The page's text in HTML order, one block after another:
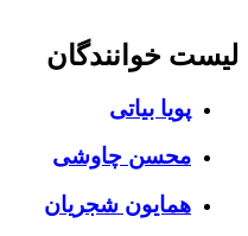
لیست خوانندگان
پویا بیاتی
محسن چاوشی
همایون شجریان